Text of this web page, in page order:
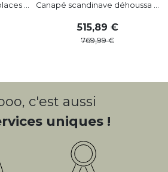
... Canapé scandinave déhoussa ...
515,89
769,99
c'est aussi
uniques !